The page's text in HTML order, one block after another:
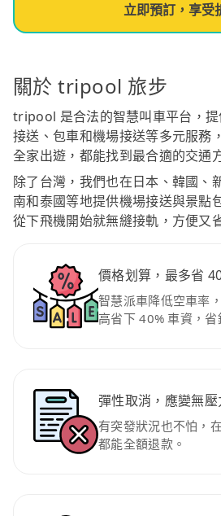
立即預訂，享受
關於 tripool 旅步
tripool 是合法的智慧叫車平台，
接送、包車和機場接送等多元服務
全家出遊，都能找到最合適的交通
除了台灣，我們也在日本、韓國、
南和泰國等地提供機場接送與景點
從下飛機開始就無縫接軌，方便又
價格划算，最多省
智慧派車降低空車率
高省下 40% 車資，省
彈性取消，應變無壓
有突發狀況也不怕，
都能全額退款。